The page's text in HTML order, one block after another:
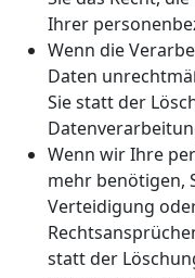
Ihrer
Wenn die
Daten
Sie statt der
Wenn wir Ihre
mehr benötigen,
Verteidigung
statt der